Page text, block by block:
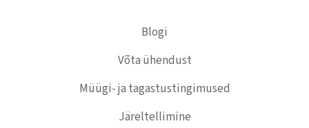
Blogi
Võta ühendust
Müügi- ja tagastustingimused
Järeltellimine